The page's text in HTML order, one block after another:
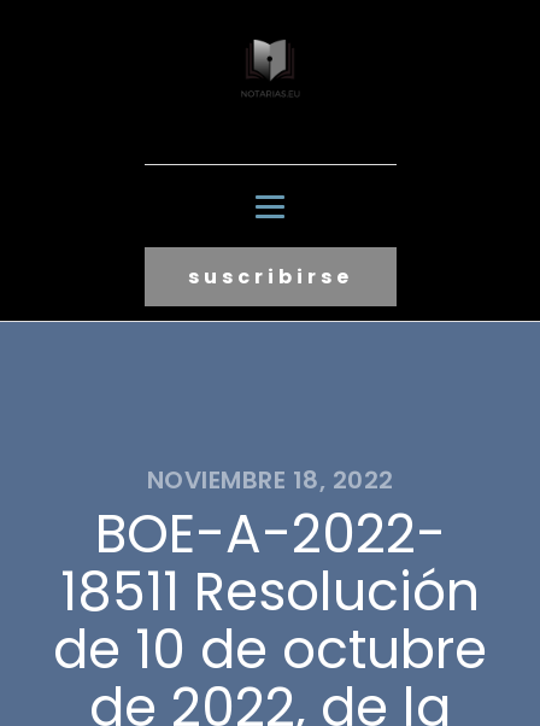
suscribirse
NOVIEMBRE 18, 2022
BOE-A-2022-
18511 Resolución
de 10 de octubre
de 2022, de la